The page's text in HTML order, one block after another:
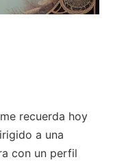
recuerda hoy
a una
con un perfil